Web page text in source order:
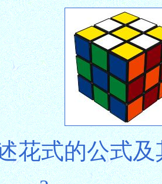
花式的公式